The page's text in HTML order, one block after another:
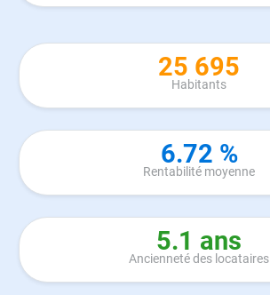
25 695
Habitants
6.72 %
Rentabilité moyenne
5.1 ans
Ancienneté des locataires